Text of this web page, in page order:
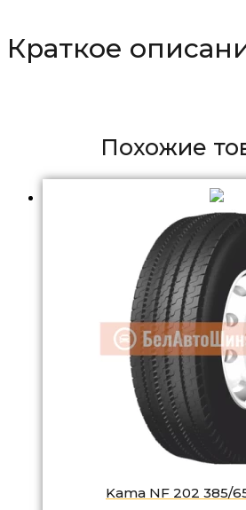
Краткое
Похожие
Kama NF 202 385/